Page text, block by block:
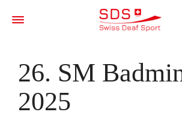
26. SM
2025